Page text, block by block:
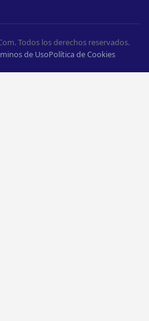
Todos los derechos reservados.
de UsoPolítica de Cookies